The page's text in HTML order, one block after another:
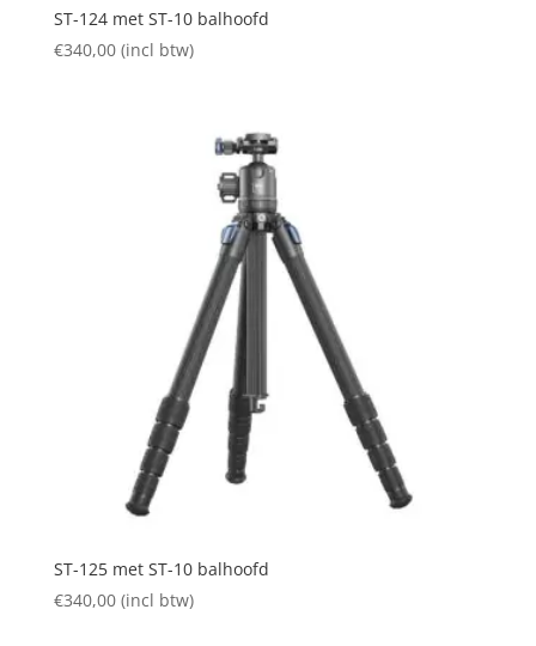
ST-124 met ST-10 balhoofd
€340,00 (incl btw)
ST-125 met ST-10 balhoofd
€340,00 (incl btw)